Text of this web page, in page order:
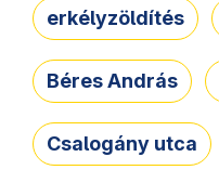
erkélyzöldítés
Béres András
Csalogány utca